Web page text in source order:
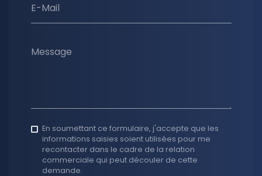
E-Mail
Message
En soumettant ce formulaire, j'accepte que les
informations saisies soient utilisées pour me
recontacter dans le cadre de la relation
commerciale qui peut découler de cette
demande.